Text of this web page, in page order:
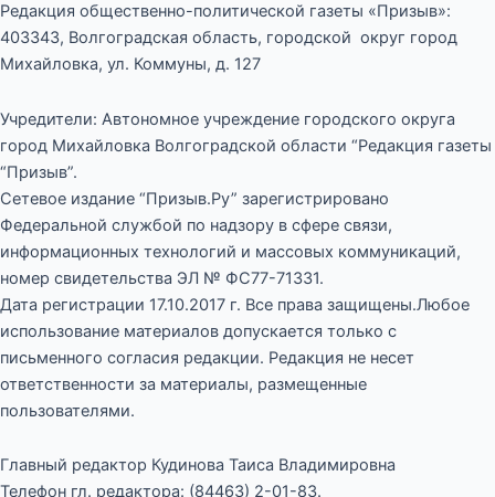
Редакция общественно-политической газеты «Призыв»:
403343, Волгоградская область, городской округ город
Михайловка, ул. Коммуны, д. 127
Учредители: Автономное учреждение городского округа
город Михайловка Волгоградской области “Редакция газеты
“Призыв”.
Сетевое издание “Призыв.Ру” зарегистрировано
Федеральной службой по надзору в сфере связи,
информационных технологий и массовых коммуникаций,
номер свидетельства ЭЛ № ФС77-71331.
Дата регистрации 17.10.2017 г. Все права защищены.Любое
использование материалов допускается только с
письменного согласия редакции. Редакция не несет
ответственности за материалы, размещенные
пользователями.
Главный редактор Кудинова Таиса Владимировна
Телефон гл. редактора: (84463) 2-01-83.